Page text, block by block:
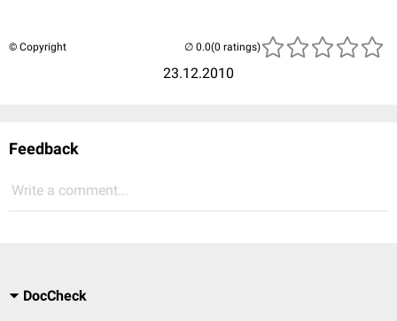
© Copyright
23.12.2010
(0 ratings)
Feedback
Write a comment...
DocCheck